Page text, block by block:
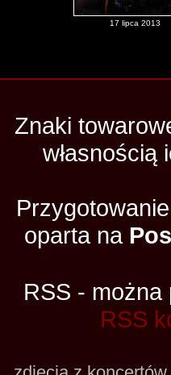
17 lipca 2013
Znaki
oparta na
RSS - można
RSS